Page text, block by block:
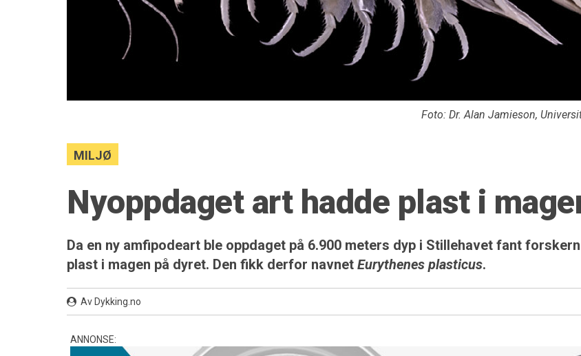
Foto: Dr. Alan Jamieson,
MILJØ
Nyoppdaget art hadde plast i
Da en ny amfipodeart ble oppdaget på 6.900 meters dyp i Stillehavet fant
plast i magen på dyret. Den fikk derfor navnet Eurythenes plasticus.
Av Dykking.no
ANNONSE: